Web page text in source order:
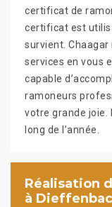
certificat de
certificat est
survient.
services en vous
capable
ramoneurs
votre grande joie.
long de l’année.
Réalisation
à